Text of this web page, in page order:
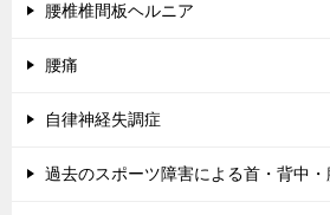
腰椎椎間板ヘルニア
腰痛
自律神経失調症
過去のスポーツ障害による首・背中